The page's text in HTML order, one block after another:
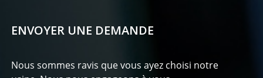
ENVOYER UNE DEMANDE
Nous sommes ravis que vous ayez choisi notre